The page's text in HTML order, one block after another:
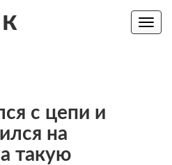
Toggle
с цепи и
на
такую